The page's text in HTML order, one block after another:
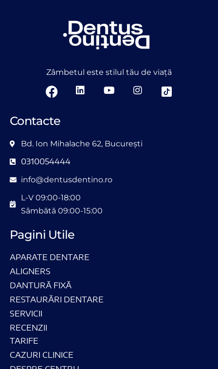
Zâmbetul este stilul tău de viață
Contacte
Bd. Ion Mihalache 62, București
0310054444
info@dentusdentino.ro
L-V 09:00-18:00
Sâmbătă 09:00-15:00
Pagini Utile
APARATE DENTARE
ALIGNERS
DANTURĂ FIXĂ
RESTAURĂRI DENTARE
SERVICII
RECENZII
TARIFE
CAZURI CLINICE